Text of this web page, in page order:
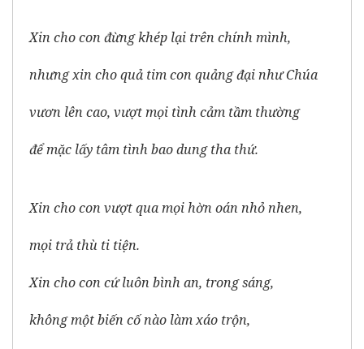
Xin cho con đừng khép lại trên chính mình,
nhưng xin cho quả tim con quảng đại như Chúa
vươn lên cao, vượt mọi tình cảm tầm thường
để mặc lấy tâm tình bao dung tha thứ.
Xin cho con vượt qua mọi hờn oán nhỏ nhen,
mọi trả thù ti tiện.
Xin cho con cứ luôn bình an, trong sáng,
không một biến cố nào làm xáo trộn,